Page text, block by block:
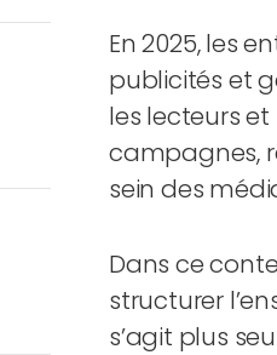
En 2025, les
publicités et
les lecteurs
campagnes,
sein des
Dans ce
structurer
s’agit plus